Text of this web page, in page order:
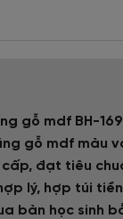
gỗ mdf BH-
gỗ mdf màu
đạt tiêu
lý, hợp túi
bàn học sinh